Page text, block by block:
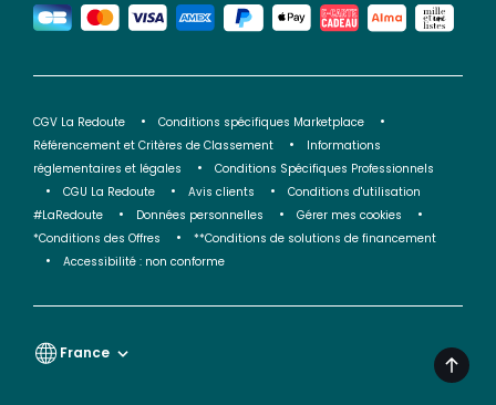
CGV La Redoute
Conditions spécifiques Marketplace
Référencement et Critères de Classement
Informations
réglementaires et légales
Conditions Spécifiques Professionnels
CGU La Redoute
Avis clients
Conditions d'utilisation
#LaRedoute
Données personnelles
Gérer mes cookies
*Conditions des Offres
**Conditions de solutions de financement
Accessibilité : non conforme
France